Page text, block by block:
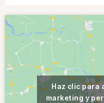
Haz clic para
marketing y